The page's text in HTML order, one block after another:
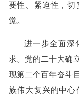
要性、紧迫性，切
觉。
进一步全面深
求。党的二十大确
现第二个百年奋斗
族伟大复兴的中心